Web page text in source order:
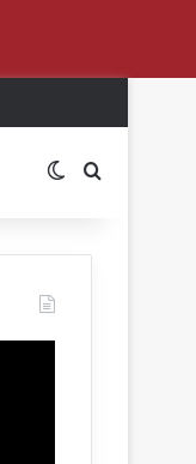
Switch skin
Search for